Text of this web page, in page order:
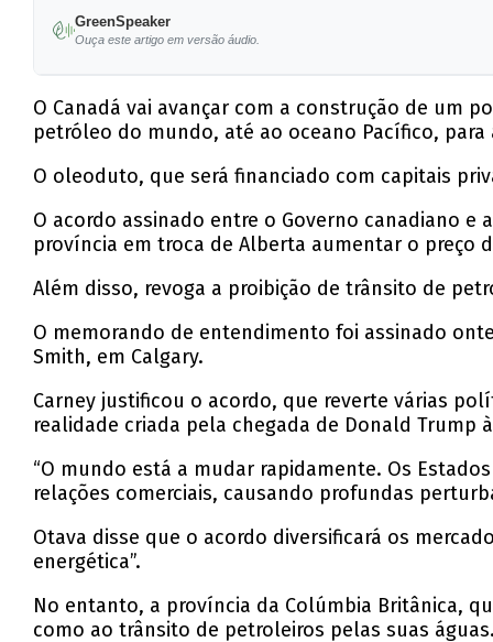
GreenSpeaker
Ouça este artigo em versão áudio.
O Canadá vai avançar com a construção de um
petróleo do mundo, até ao oceano Pacífico,
O oleoduto, que será financiado com capitais
O acordo assinado entre o Governo canadiano
província em troca de Alberta aumentar o preço
Além disso, revoga a proibição de trânsito de
O memorando de entendimento foi assinado
Smith, em Calgary.
Carney justificou o acordo, que reverte várias
realidade criada pela chegada de Donald Trump
“O mundo está a mudar rapidamente. Os
relações comerciais, causando profundas
Otava disse que o acordo diversificará os
energética”.
No entanto, a província da Colúmbia Britânica,
como ao trânsito de petroleiros pelas suas